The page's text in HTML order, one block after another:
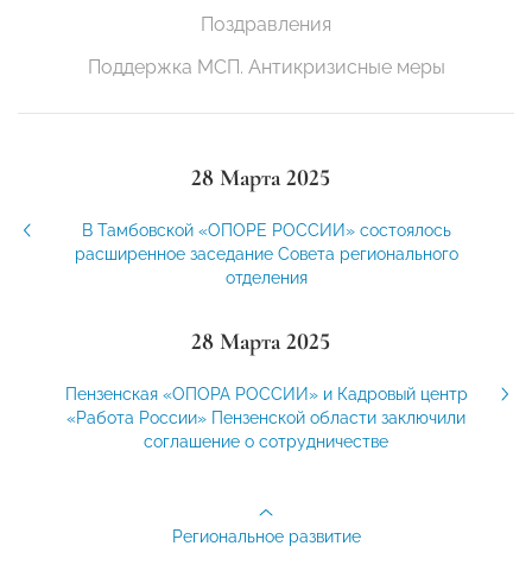
Поздравления
Поддержка МСП. Антикризисные меры
28 Марта 2025
В Тамбовской «ОПОРЕ РОССИИ» состоялось
расширенное заседание Совета регионального
отделения
28 Марта 2025
Пензенская «ОПОРА РОССИИ» и Кадровый центр
«Работа России» Пензенской области заключили
соглашение о сотрудничестве
Региональное развитие